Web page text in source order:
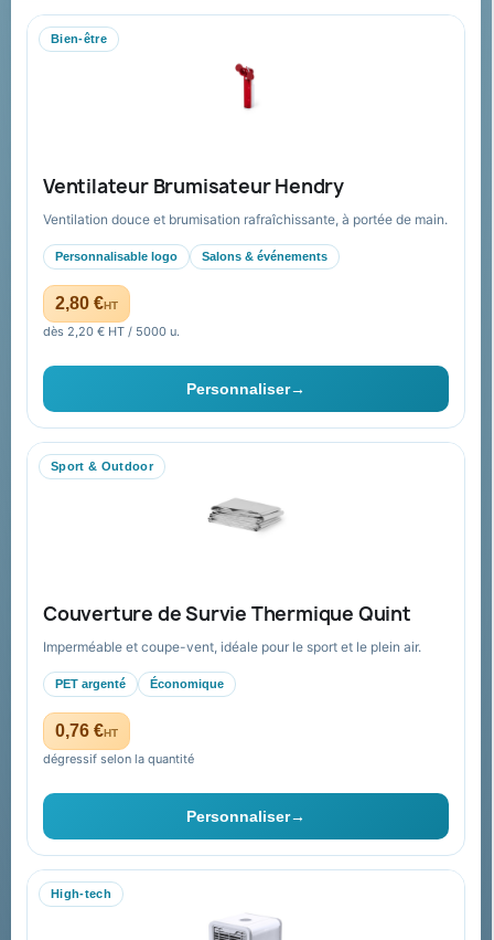
Bien-être
Ventilateur Brumisateur Hendry
Ventilation douce et brumisation rafraîchissante, à portée de main.
Personnalisable logo Salons & événements
2,80 €HT
dès 2,20 € HT / 5000 u.
Personnaliser→
Sport & Outdoor
Couverture de Survie Thermique Quint
Imperméable et coupe-vent, idéale pour le sport et le plein air.
PET argenté Économique
0,76 €HT
dégressif selon la quantité
Personnaliser→
High-tech
collectivités et administrations.
Mandat administratif & Chorus Pro
Nouveautés
Catalogue goodies
Cadeaux de fin d’année
À propos
Nos expertises &
accompagnement global
Ils nous ont fait confiance
Livraison
FAQ sur Promenoch Goodies Pub France
Conditions de retour
Paiement sécurisé
Plan du site
Contact & devis
06 09 53 17 41
WhatsApp
equipe@promenoch-goodies.com